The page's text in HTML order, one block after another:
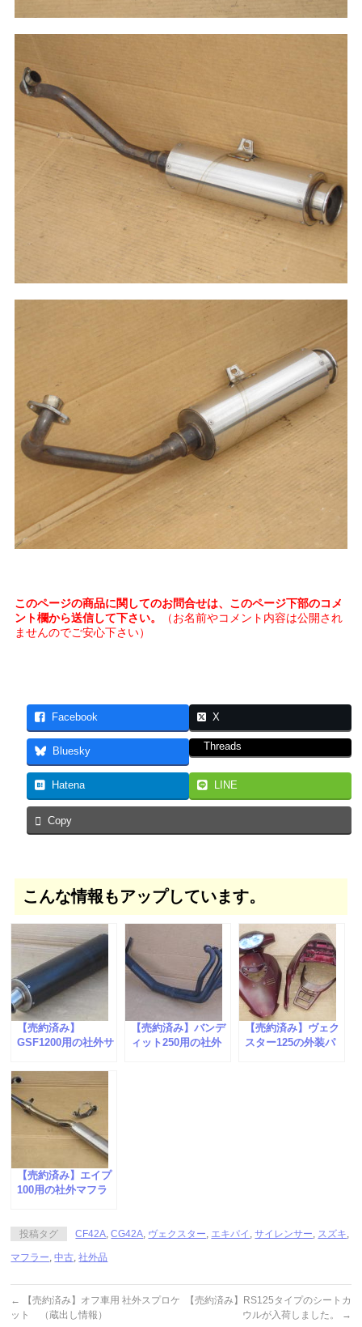
このページの商品に関してのお問合せは、このページ下部のコメ
ント欄から送信して下さい。
（お名前やコメント内容は公開され
ませんのでご安心下さい）
Facebook X
Bluesky Threads
Hatena LINE
Copy
こんな情報もアップしています。
【売約済み】
GSF1200用の社外サ
ました。
【売約済み】バンデ
ィット250用の社外
【売約済み】ヴェク
スター125の外装パ
【売約済み】エイプ
100用の社外マフラ
投稿タグ CF42A ,CG42A ヴェクスター エキパイ ,サイレンサー スズキ
マフラー ,中古 ,社外品
←
【売約済み】オフ車用 社外スプロケ
ット （蔵出し情報）
【売約済み】RS125タイプのシートカ
ウルが入荷しました。
→